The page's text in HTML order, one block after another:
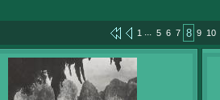
1 ... 5 6 7 8 9 10